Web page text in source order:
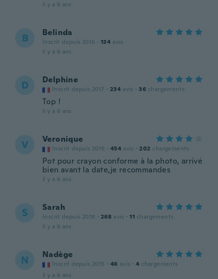
il y a 6 ans
B Belinda
Inscrit depuis 2016 · 134 avis
il y a 6 ans
D Delphine
Inscrit depuis 2017 · 234 avis · 36 chargements
Top !
il y a 6 ans
V Veronique
Inscrit depuis 2019 · 454 avis · 202 chargements
Pot pour crayon conforme à la photo, arrivé
bien avant la date,je recommandes
il y a 6 ans
S Sarah
Inscrit depuis 2018 · 268 avis · 11 chargements
il y a 6 ans
N Nadège
Inscrit depuis 2015 · 46 avis · 4 chargements
il y a 6 ans